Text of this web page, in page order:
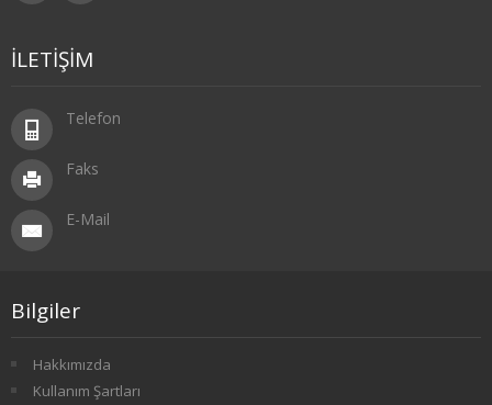
2. SINIF 4. YARIYIL FELSEFE
3. SINIF 5. YARIYIL FELSEFE
3. SINIF 6. YARIYIL FELSEFE
İLETİŞİM
Telefon
Faks
E-Mail
Bilgiler
Hakkımızda
Kullanım Şartları